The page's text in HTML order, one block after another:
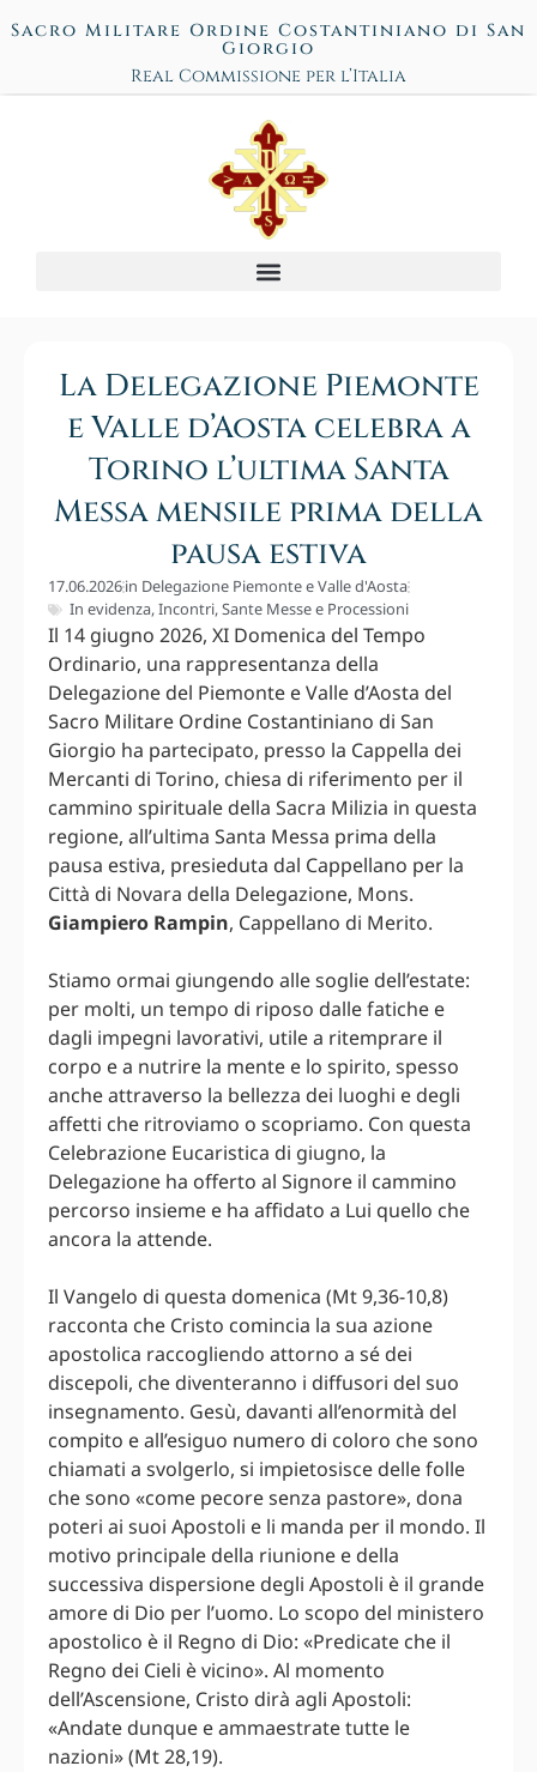
Sacro Militare Ordine Costantiniano di San
Giorgio
Real Commissione per l’Italia
La Delegazione Piemonte
e Valle d’Aosta celebra a
Torino l’ultima Santa
Messa mensile prima della
pausa estiva
17.06.2026in Delegazione Piemonte e Valle d'Aosta
In evidenza,Incontri,Sante Messe e Processioni
Il 14 giugno 2026, XI Domenica del Tempo
Ordinario, una rappresentanza della
Delegazione del Piemonte e Valle d’Aosta del
Sacro Militare Ordine Costantiniano di San
Giorgio ha partecipato, presso la Cappella dei
Mercanti di Torino, chiesa di riferimento per il
cammino spirituale della Sacra Milizia in questa
regione, all’ultima Santa Messa prima della
pausa estiva, presieduta dal Cappellano per la
Città di Novara della Delegazione, Mons.
Giampiero Rampin, Cappellano di Merito.
Stiamo ormai giungendo alle soglie dell’estate:
per molti, un tempo di riposo dalle fatiche e
dagli impegni lavorativi, utile a ritemprare il
corpo e a nutrire la mente e lo spirito, spesso
anche attraverso la bellezza dei luoghi e degli
affetti che ritroviamo o scopriamo. Con questa
Celebrazione Eucaristica di giugno, la
Delegazione ha offerto al Signore il cammino
percorso insieme e ha affidato a Lui quello che
ancora la attende.
Il Vangelo di questa domenica (Mt 9,36-10,8)
racconta che Cristo comincia la sua azione
apostolica raccogliendo attorno a sé dei
discepoli, che diventeranno i diffusori del suo
insegnamento. Gesù, davanti all’enormità del
compito e all’esiguo numero di coloro che sono
chiamati a svolgerlo, si impietosisce delle folle
che sono «come pecore senza pastore», dona
poteri ai suoi Apostoli e li manda per il mondo. Il
motivo principale della riunione e della
successiva dispersione degli Apostoli è il grande
amore di Dio per l’uomo. Lo scopo del ministero
apostolico è il Regno di Dio: «Predicate che il
Regno dei Cieli è vicino». Al momento
dell’Ascensione, Cristo dirà agli Apostoli:
«Andate dunque e ammaestrate tutte le
nazioni» (Mt 28,19).